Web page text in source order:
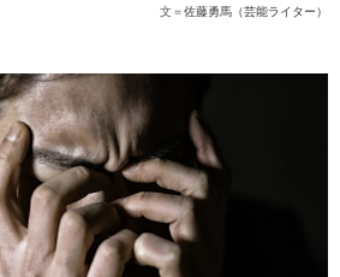
文＝佐藤勇馬（芸能ライター）